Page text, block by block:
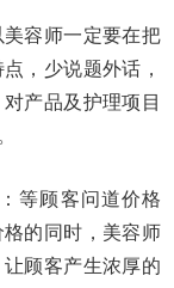
容师一定要在把
，少说题外话，
产品及护理项目
等顾客问道价格
的同时，美容师
顾客产生浓厚的